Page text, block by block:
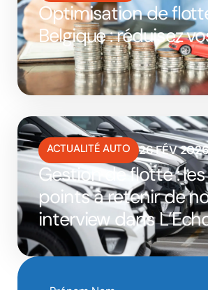
Optimisation de
Belgique : réduisez
ACTUALITÉ AUTO 26 FÉV
Gestion de flotte :
points à retenir de
interview dans